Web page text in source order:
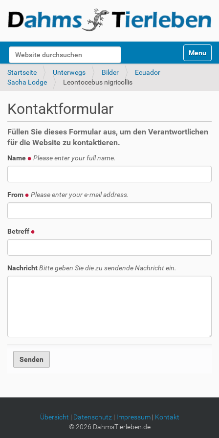
Website durchsuchen
k
Toggle
Startseite Unterwegs Bilder
Ecuador
Sacha Lodge
Leontocebus nigricollis
Kontaktformular
Füllen Sie dieses Formular aus, um den Verantwortlichen
für die Website zu kontaktieren.
Name Please enter your full name.
From Please enter your e-mail address.
Betreff
NachrichtBitte geben Sie die zu sendende Nachricht ein.
Übersicht | Datenschutz| Impressum| Kontakt
©2026 DahmsTierleben.de